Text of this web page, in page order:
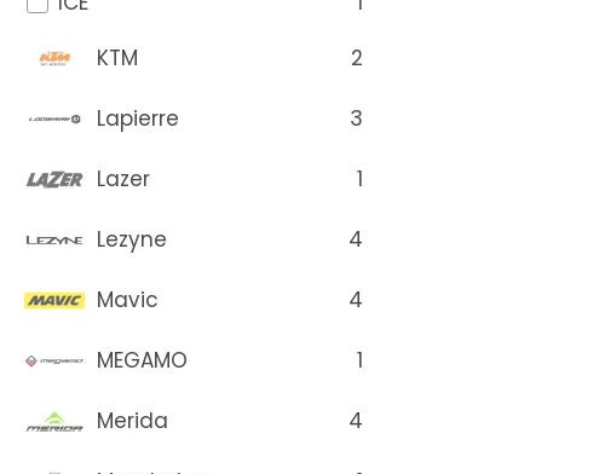
KTM
2
Lapierre 3
Lazer 1
Lezyne 4
Mavic 4
MEGAMO 1
Merida 4